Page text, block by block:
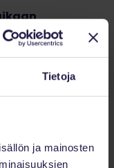
Tietoja
ja mainosten
jotka voivat
hoidon tarpeen
Käytännössä
tekoälyä.